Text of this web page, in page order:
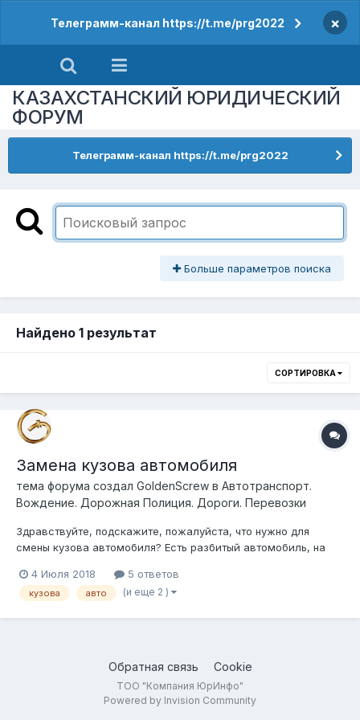
Телеграмм-канал https://t.me/prg2022 ×
КАЗАХСТАНСКИЙ ЮРИДИЧЕСКИЙ
ФОРУМ
Телеграмм-канал https://t.me/prg2022
Больше параметров поиска
Найдено 1 результат
СОРТИРОВКА
Замена кузова автомобиля
тема форума создал GoldenScrew в Автотранспорт.
Вождение. Дорожная Полиция. Дороги. Перевозки
Здравствуйте, подскажите, пожалуйста, что нужно для
смены кузова автомобиля? Есть разбитый автомобиль, на
такого же года, той же марки, смогу ли Я сделать замену
кузова, какие документы для этого нужны, желательно с
4 Июля 2018 5 ответов
кузова авто (и еще 2 )
Обратная связь Cookie
ТОО "Компания ЮрИнфо"
Powered by Invision Community